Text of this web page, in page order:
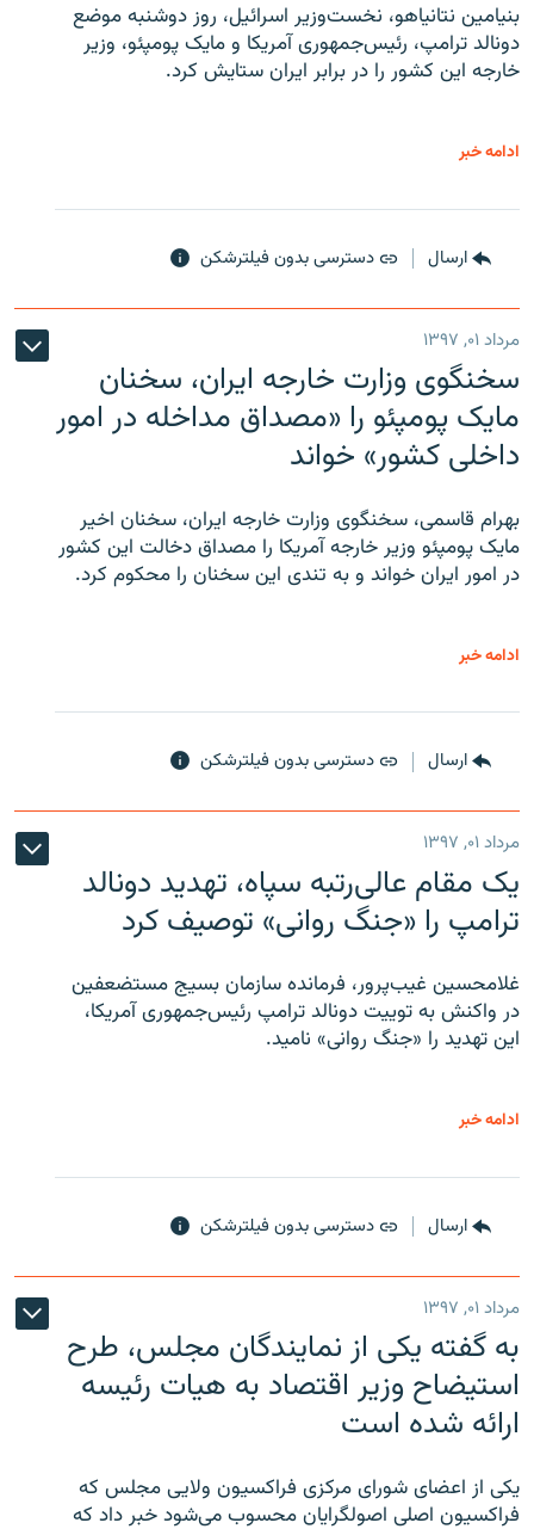
بنیامین نتانیاهو، نخست‌وزیر اسرائیل، روز دوشنبه موضع
دونالد ترامپ، رئیس‌جمهوری آمریکا و مایک پومپئو، وزیر
خارجه این کشور را در برابر ایران ستایش کرد.
ادامه خبر
ارسال دسترسی بدون فیلترشکن
مرداد ۰۱, ۱۳۹۷
سخنگوی وزارت خارجه ایران، سخنان
مایک پومپئو را «مصداق مداخله در امور
داخلی کشور» خواند
بهرام قاسمی، سخنگوی وزارت خارجه ایران، سخنان اخیر
مایک پومپئو وزیر خارجه آمریکا را مصداق دخالت این کشور
در امور ایران خواند و به تندی این سخنان را محکوم کرد.
ادامه خبر
ارسال دسترسی بدون فیلترشکن
مرداد ۰۱, ۱۳۹۷
یک مقام عالی‌رتبه سپاه، تهدید دونالد
ترامپ را «جنگ روانی» توصیف کرد
غلامحسین غیب‌پرور، فرمانده سازمان بسیج مستضعفین
در واکنش به توییت دونالد ترامپ رئیس‌جمهوری آمریکا،
این تهدید را «جنگ روانی» نامید.
ادامه خبر
ارسال دسترسی بدون فیلترشکن
مرداد ۰۱, ۱۳۹۷
به گفته یکی از نمایندگان مجلس، طرح
استیضاح وزیر اقتصاد به هیات رئیسه
ارائه شده است
یکی از اعضای شورای مرکزی فراکسیون ولایی مجلس که
فراکسیون اصلی اصولگرایان محسوب می‌شود خبر داد که